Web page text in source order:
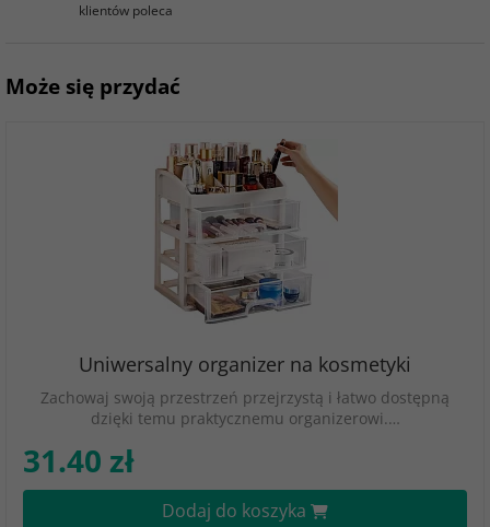
klientów poleca
Może się przydać
Uniwersalny organizer na kosmetyki
Zachowaj swoją przestrzeń przejrzystą i łatwo dostępną
dzięki temu praktycznemu organizerowi.…
31.40 zł
Dodaj do koszyka